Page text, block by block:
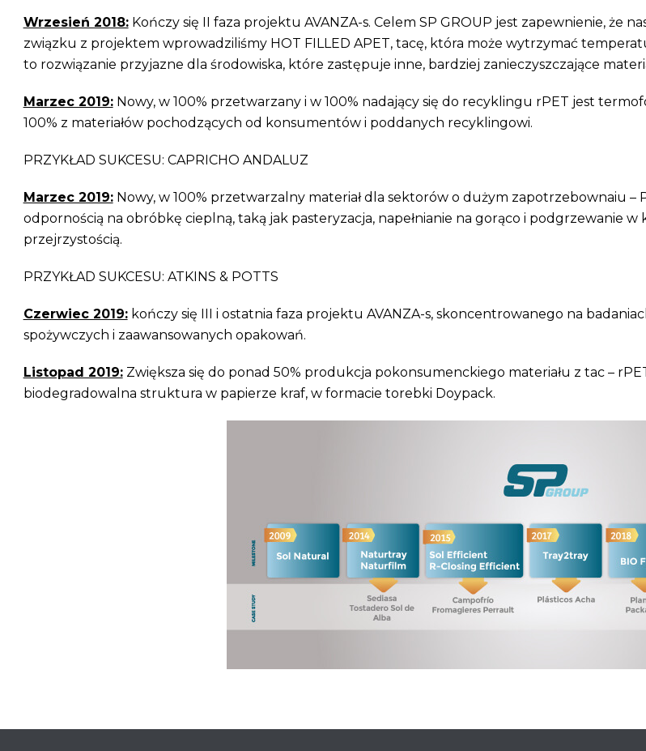
Wrzesień 2018:Kończy się II faza projektu AVANZA-s. Celem SP GROUP jest zapewnienie, że
związku z projektem wprowadziliśmy HOT FILLED APET, tacę, która może wytrzymać
to rozwiązanie przyjazne dla środowiska, które zastępuje inne, bardziej zanieczyszczające
Marzec 2019:Nowy, w 100% przetwarzany i w 100% nadający się do recyklingu rPET jest
100% z materiałów pochodzących od konsumentów i poddanych recyklingowi.
PRZYKŁAD SUKCESU: CAPRICHO ANDALUZ
Marzec 2019:Nowy, w 100% przetwarzalny materiał dla sektorów o dużym zapotrzebownaiu –
odpornością na obróbkę cieplną, taką jak pasteryzacja, napełnianie na gorąco i podgrzewanie
przejrzystością.
PRZYKŁAD SUKCESU: ATKINS & POTTS
Czerwiec 2019:kończy się III i ostatnia faza projektu AVANZA-s, skoncentrowanego na
spożywczych i zaawansowanych opakowań.
Listopad 2019:Zwiększa się do ponad 50% produkcja pokonsumenckiego materiału z tac –
biodegradowalna struktura w papierze kraf, w formacie torebki Doypack.